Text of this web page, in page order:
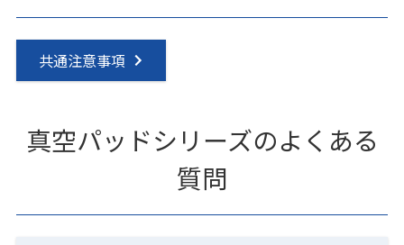
共通注意事項
真空パッドシリーズのよくある
質問